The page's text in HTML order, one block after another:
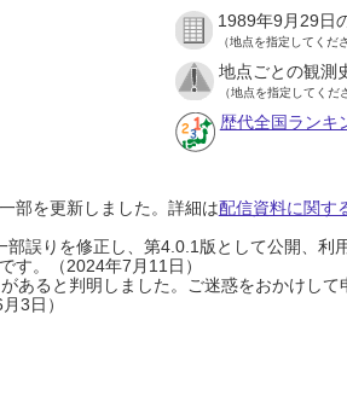
1989年9月29日
（地点を指定してくだ
地点ごとの観測
（地点を指定してくだ
歴代全国ランキ
部を更新しました。詳細は配信資料に関す
誤りを修正し、第4.0.1版として公開、利
す。（2024年7月11日）
あると判明しました。ご迷惑をおかけして
3日）